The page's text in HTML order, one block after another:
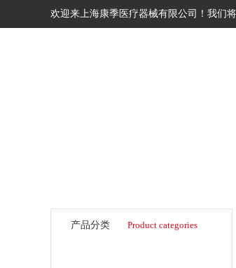
欢迎来上海康季医疗器械有限公司！我们
产品分类 Product categories